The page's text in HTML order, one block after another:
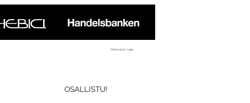
Webmaster Login
OSALLISTU!